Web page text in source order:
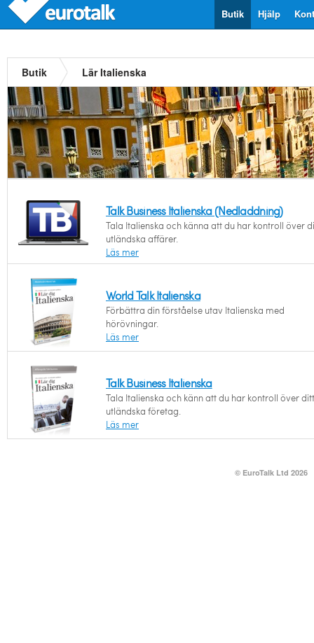
Hjälp
Butik
Butik Lär Italienska
Talk Business Italienska (Nedladdning)
Tala Italienska och känna att du har kontroll över
utländska affärer.
Läs mer
World Talk Italienska
Förbättra din förståelse utav Italienska med
hörövningar.
Läs mer
Talk Business Italienska
Tala Italienska och känn att du har kontroll över ditt
utländska företag.
Läs mer
© EuroTalk Ltd 2026